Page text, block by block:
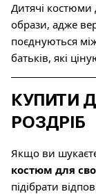
Дитячі костюми
образи, адже
поєднуються
батьків, які
КУПИТИ
РОЗДРІБ
Якщо ви
костюм для
підібрати